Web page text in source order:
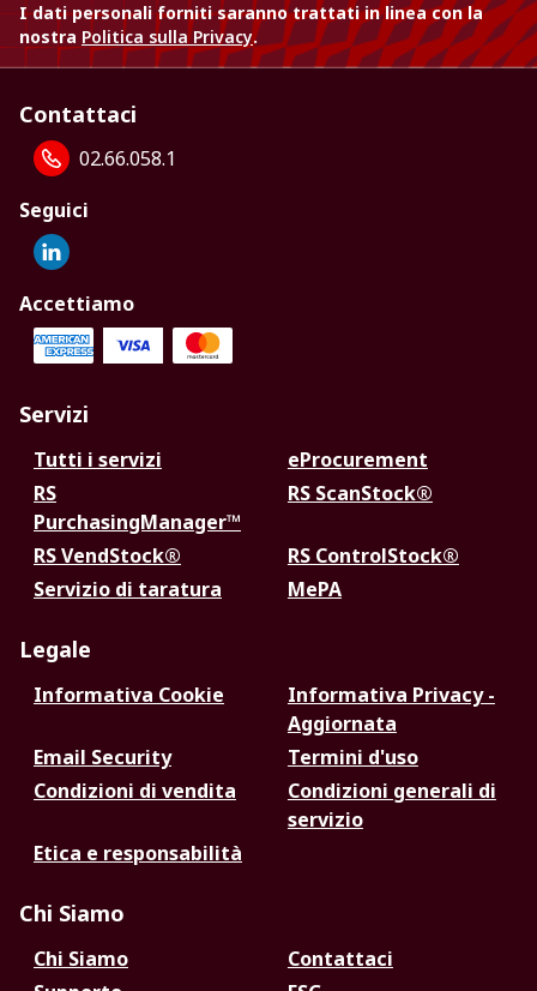
I dati personali forniti saranno trattati in linea con la
nostra Politica sulla Privacy.
Contattaci
02.66.058.1
Seguici
Accettiamo
Servizi
Tutti i servizi
eProcurement
RS
PurchasingManager™
RS ScanStock®
RS VendStock®
RS ControlStock®
Servizio di taratura
MePA
Legale
Informativa Cookie
Informativa Privacy -
Aggiornata
Email Security
Termini d'uso
Condizioni di vendita
Condizioni generali di
servizio
Etica e responsabilità
Chi Siamo
Chi Siamo
Contattaci